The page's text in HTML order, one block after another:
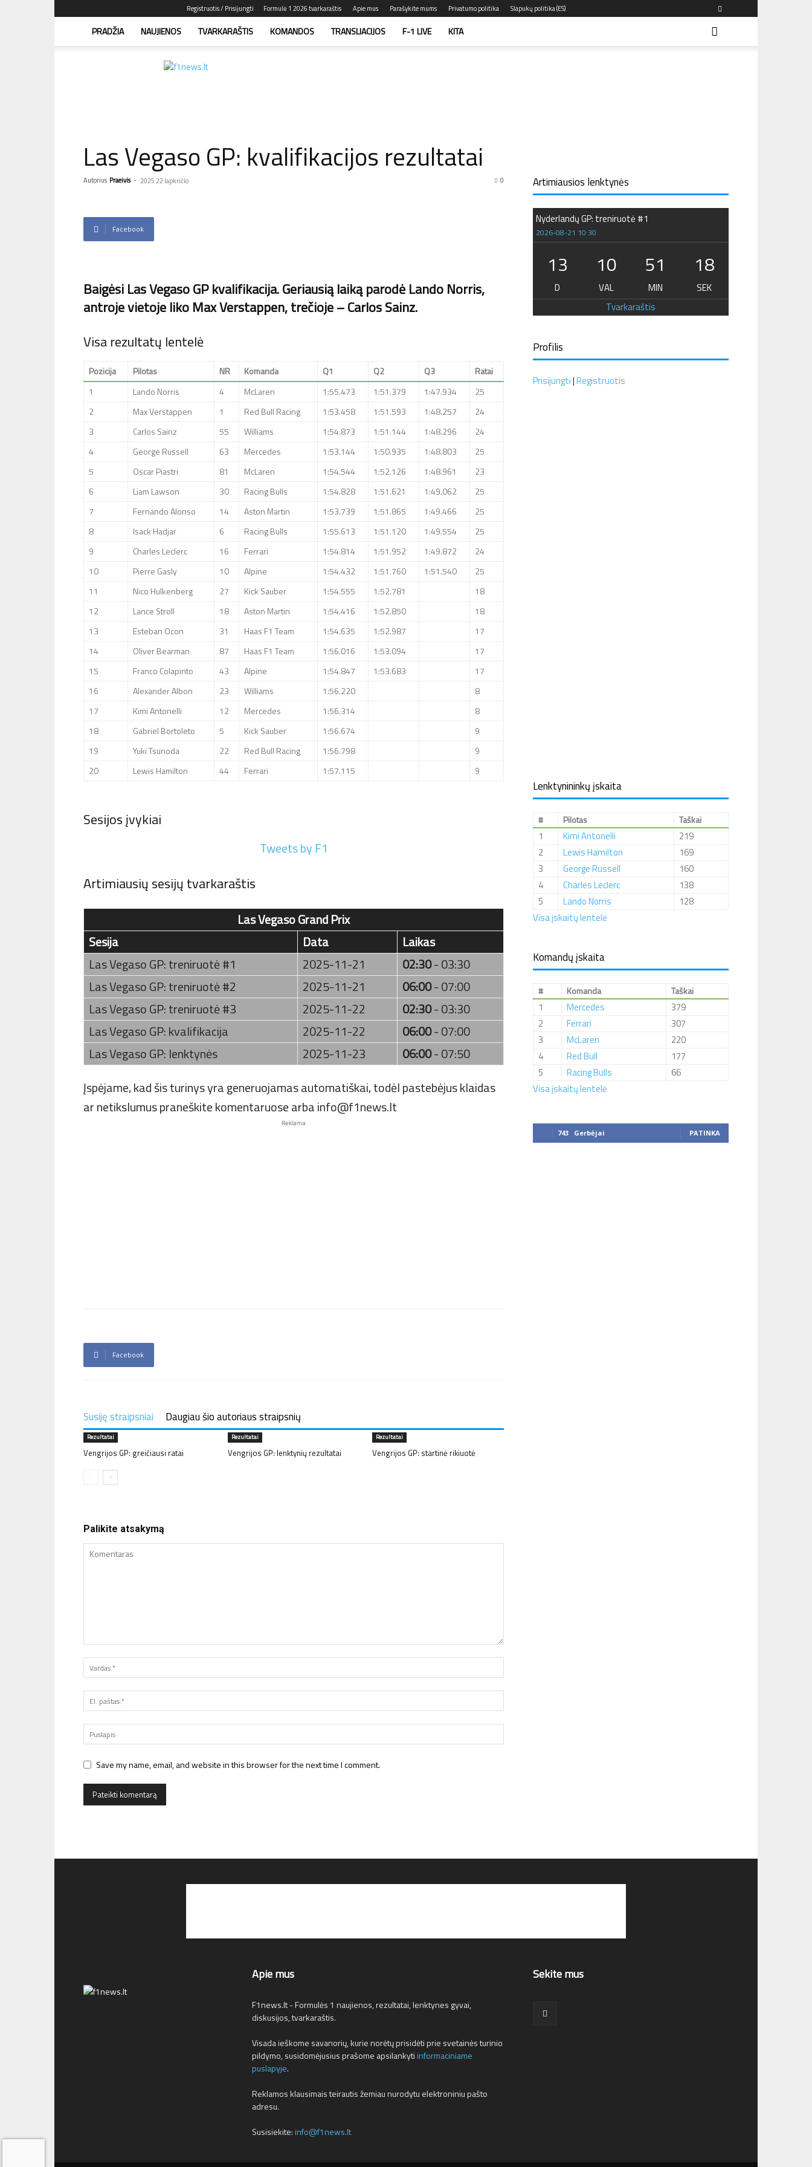
Registruotis / Prisijungti Formulė 1 2026 tvarkaraštis Apie mus Parašykite mums Privatumo politika Slapukų politika (ES)
PRADŽIA NAUJIENOS TVARKARAŠTIS KOMANDOS TRANSLIACIJOS F-1 LIVE KITA
Las Vegaso GP: kvalifikacijos rezultatai
Autorius Praeivis - 2025 22 lapkričio 0
Facebook
Baigėsi Las Vegaso GP kvalifikacija. Geriausią laiką parodė Lando Norris,
antroje vietoje liko Max Verstappen, trečioje – Carlos Sainz.
Visa rezultatų lentelė
Pozicija Pilotas NR Komanda Q1 Q2 Q3
Ratai
1
Lando Norris 4 McLaren 1:55.473 1:51.379 1:47.934
25
2
Max Verstappen 1 Red Bull Racing 1:53.458 1:51.593 1:48.257
24
3
Carlos Sainz 55 Williams 1:54.873 1:51.144 1:48.296
24
4
George Russell 63 Mercedes 1:53.144 1:50.935 1:48.803
25
5
Oscar Piastri 81 McLaren 1:54.544 1:52.126 1:48.961
23
6
Liam Lawson 30 Racing Bulls 1:54.828 1:51.621 1:49.062
25
7
Fernando Alonso 14 Aston Martin 1:53.739 1:51.865 1:49.466
25
8
Isack Hadjar 6 Racing Bulls 1:55.613 1:51.120 1:49.554
25
9
Charles Leclerc 16 Ferrari 1:54.814 1:51.952 1:49.872
24
10
Pierre Gasly 10 Alpine 1:54.432 1:51.760 1:51.540
25
11
Nico Hulkenberg 27 Kick Sauber 1:54.555 1:52.781
18
12
Lance Stroll 18 Aston Martin 1:54.416 1:52.850
18
13
Esteban Ocon 31 Haas F1 Team 1:54.635 1:52.987
17
14
Oliver Bearman 87 Haas F1 Team 1:56.016 1:53.094
17
15
Franco Colapinto 43 Alpine 1:54.847 1:53.683
17
16
Alexander Albon 23 Williams 1:56.220
8
17
Kimi Antonelli 12 Mercedes 1:56.314
8
18
Gabriel Bortoleto 5 Kick Sauber 1:56.674
9
19
Yuki Tsunoda 22 Red Bull Racing 1:56.798
9
20
Lewis Hamilton 44 Ferrari 1:57.115 9
Sesijos įvykiai
Tweets by F1
Artimiausių sesijų tvarkaraštis
Las Vegaso Grand Prix
Sesija
Data
Laikas
Las Vegaso GP: treniruotė #1
2025-11-21 02:30- 03:30
Las Vegaso GP: treniruotė #2
2025-11-21 06:00- 07:00
Las Vegaso GP: treniruotė #3
2025-11-22 02:30- 03:30
Las Vegaso GP: kvalifikacija
2025-11-22 06:00- 07:00
Las Vegaso GP: lenktynės
2025-11-23 06:00- 07:50
Įspėjame, kad šis turinys yra generuojamas automatiškai, todėl pastebėjus klaidas
ar netikslumus praneškite komentaruose arba info@f1news.lt
Reklama
Facebook
Susiję straipsniai Daugiau šio autoriaus straipsnių
Rezultatai
Vengrijos GP: greičiausi ratai
Rezultatai
Vengrijos GP: lenktynių rezultatai
Rezultatai
Vengrijos GP: startinė rikiuotė
Palikite atsakymą
Save my name, email, and website in this browser for the next time I comment.
Artimiausios lenktynės
Nyderlandų GP: treniruotė #1
2026-08-21 10:30
13
D
10
VAL
51
MIN
18
SEK
Tvarkaraštis
Profilis
Prisijungti|Registruotis
Lenktynininkų įskaita
# Pilotas Taškai
1 Kimi Antonelli
219
2
Lewis Hamilton
169
3
George Russell
160
4
Charles Leclerc
138
5
Lando Norris
128
Visa įskaitų lentelė
Komandų įskaita
# Komanda Taškai
1 Mercedes
379
2
Ferrari
307
3
McLaren
220
4
Red Bull
177
5
Racing Bulls
66
Visa įskaitų lentelė
743 Gerbėjai PATINKA
Apie mus
F1news.lt - Formulės 1 naujienos, rezultatai, lenktynes gyvai,
diskusijos, tvarkaraštis.
Visada ieškome savanorių, kurie norėtų prisidėti prie svetainės turinio
pildymo, susidomėjusius prašome apsilankytiinformaciniame
puslapyje.
Reklamos klausimais teirautis žemiau nurodytu elektroniniu pašto
adresu.
Susisiekite:info@f1news.lt
Sekite mus